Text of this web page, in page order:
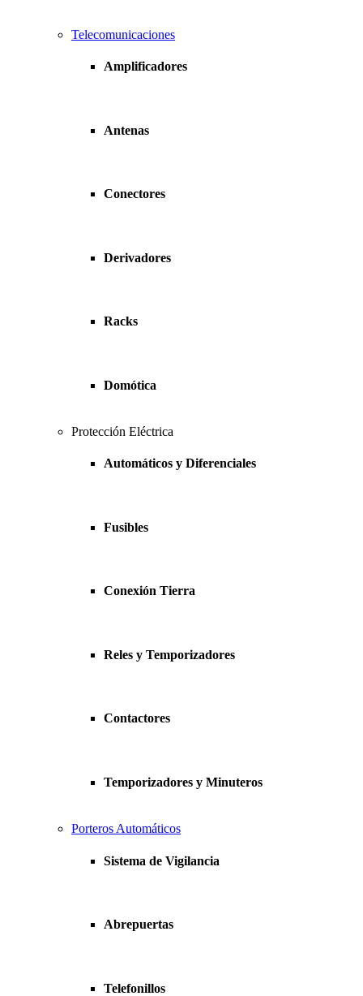
Telecomunicaciones
Amplificadores
Antenas
Conectores
Derivadores
Racks
Domótica
Protección Eléctrica
Automáticos y Diferenciales
Fusibles
Conexión Tierra
Reles y Temporizadores
Contactores
Temporizadores y Minuteros
Porteros Automáticos
Sistema de Vigilancia
Abrepuertas
Telefonillos